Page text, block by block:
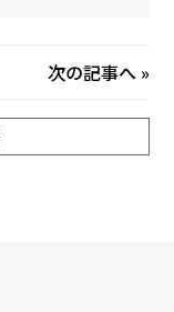
次の記事へ »